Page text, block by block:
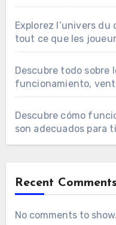
Explorez l’univers du
tout ce que les
Descubre todo sobre
funcionamiento,
Descubre cómo
son adecuados para ti
Recent Comments
No comments to show.